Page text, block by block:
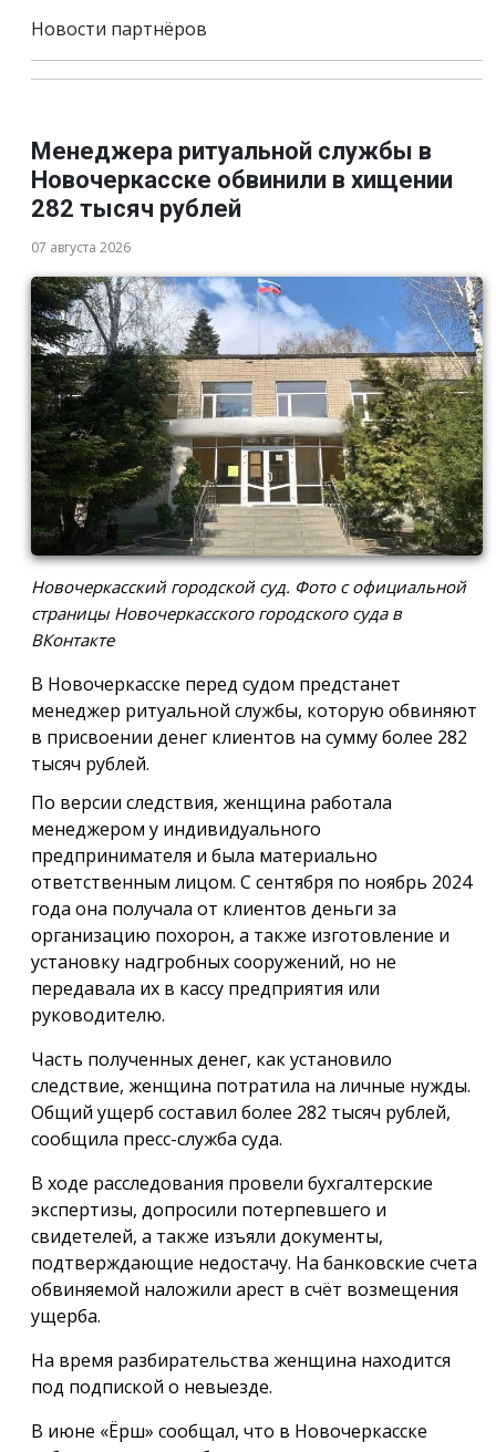
Новости партнёров
Менеджера ритуальной службы в
Новочеркасске обвинили в хищении
282 тысяч рублей
07 августа 2026
Новочеркасский городской суд. Фото с официальной
страницы Новочеркасского городского суда в
ВКонтакте
В Новочеркасске перед судом предстанет
менеджер ритуальной службы, которую обвиняют
в присвоении денег клиентов на сумму более 282
тысяч рублей.
По версии следствия, женщина работала
менеджером у индивидуального
предпринимателя и была материально
ответственным лицом. С сентября по ноябрь 2024
года она получала от клиентов деньги за
организацию похорон, а также изготовление и
установку надгробных сооружений, но не
передавала их в кассу предприятия или
руководителю.
Часть полученных денег, как установило
следствие, женщина потратила на личные нужды.
Общий ущерб составил более 282 тысяч рублей,
сообщила пресс-служба суда.
В ходе расследования провели бухгалтерские
экспертизы, допросили потерпевшего и
свидетелей, а также изъяли документы,
подтверждающие недостачу. На банковские счета
обвиняемой наложили арест в счёт возмещения
ущерба.
На время разбирательства женщина находится
под подпиской о невыезде.
В июне «Ёрш» сообщал, что в Новочеркасске